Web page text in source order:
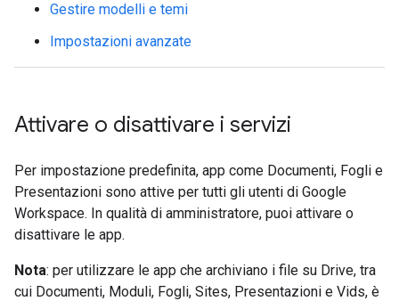
Gestire modelli e temi
Impostazioni avanzate
Attivare o disattivare i servizi
Per impostazione predefinita, app come Documenti, Fogli e
Presentazioni sono attive per tutti gli utenti di Google
Workspace. In qualità di amministratore, puoi attivare o
disattivare le app.
Nota: per utilizzare le app che archiviano i file su Drive, tra
cui Documenti, Moduli, Fogli, Sites, Presentazioni e Vids, è